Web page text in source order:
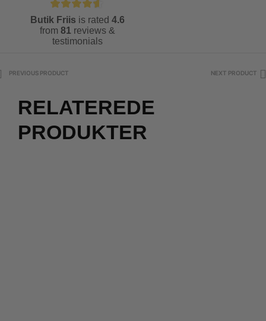
Butik Friis is rated 4.6
from 81 reviews &
testimonials
PREVIOUS PRODUCT NEXT PRODUCT
RELATEREDE
PRODUKTER